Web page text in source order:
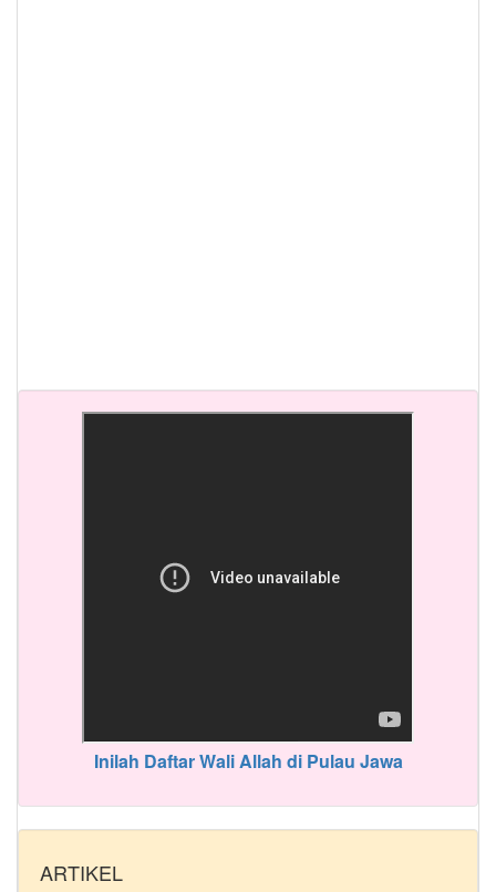
Inilah Daftar Wali Allah di Pulau Jawa
ARTIKEL